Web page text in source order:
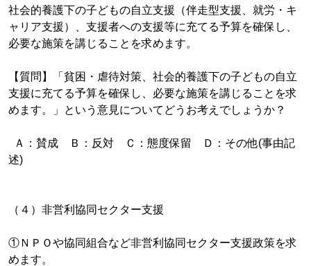
社会的養護下の子どもの自立支援（伴走型支援、就労・キ
ャリア支援）、支援者への支援等に充てる予算を確保し、
必要な施策を講じることを求めます。
【質問】「貧困・虐待対策、社会的養護下の子どもの自立
支援に充てる予算を確保し、必要な施策を講じることを求
めます。」という意見についてどうお考えでしょうか？
Ａ：賛成 Ｂ：反対 Ｃ：態度保留 Ｄ：その他(事由記
述)
（４）非営利協同セクター支援
①ＮＰＯや協同組合など非営利協同セクター支援政策を求
めます。